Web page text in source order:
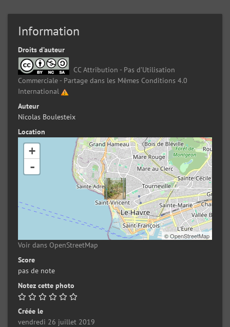
Information
Droits d’auteur
CC Attribution - Pas d’Utilisation
Commerciale - Partage dans les Mêmes Conditions 4.0
International
Auteur
Nicolas Boulesteix
Location
+
-
©OpenStreetMap
Voir dans OpenStreetMap
Score
pas de note
Notez cette photo
Créée le
vendredi 26 juillet 2019